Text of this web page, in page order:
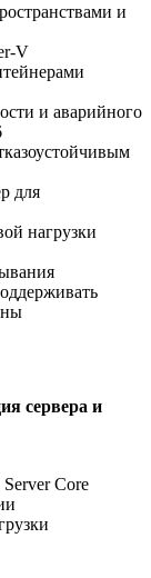
и
V
и аварийного
для
нагрузки
сервера и
Core